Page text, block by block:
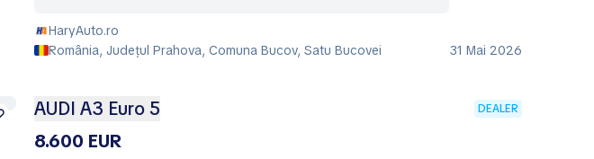
HaryAuto.ro
România, Județul Prahova, Comuna Bucov, Satu Bucovei
31 Mai 2026
AUDI A3 Euro 5 DEALER
8.600 EUR